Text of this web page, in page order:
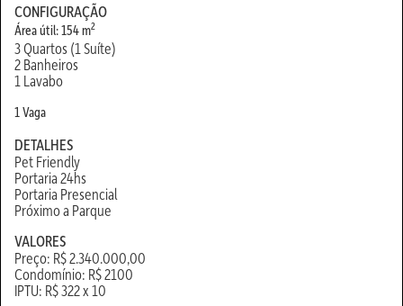
CONFIGURAÇÃO
Área útil: 154 m2
3 Quartos (1 Suíte)
2 Banheiros
1 Lavabo
1 Vaga
DETALHES
Pet Friendly
Portaria 24hs
Portaria Presencial
Próximo a Parque
VALORES
Preço: R$ 2.340.000,00
Condomínio: R$ 2100
IPTU: R$ 322 x 10